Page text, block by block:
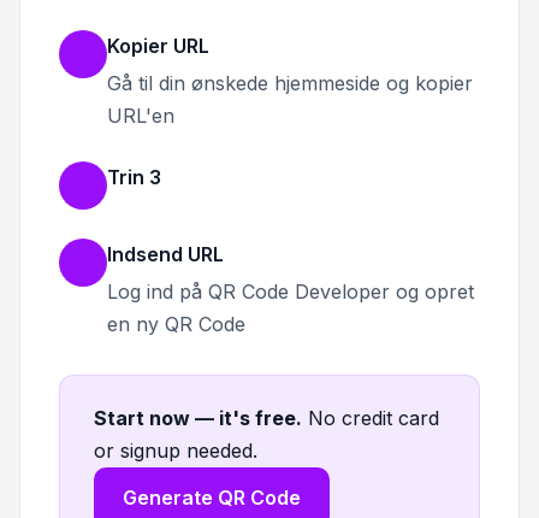
Kopier URL
Gå til din ønskede hjemmeside og kopier
URL'en
Trin 3
Indsend URL
Log ind på QR Code Developer og opret
en ny QR Code
Start now — it's free. No credit card
or signup needed.
Generate QR Code